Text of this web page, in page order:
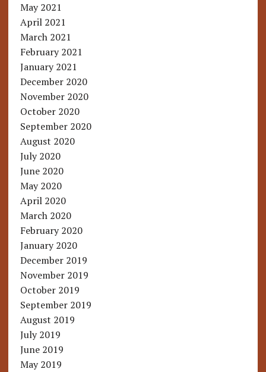
May 2021
April 2021
March 2021
February 2021
January 2021
December 2020
November 2020
October 2020
September 2020
August 2020
July 2020
June 2020
May 2020
April 2020
March 2020
February 2020
January 2020
December 2019
November 2019
October 2019
September 2019
August 2019
July 2019
June 2019
May 2019